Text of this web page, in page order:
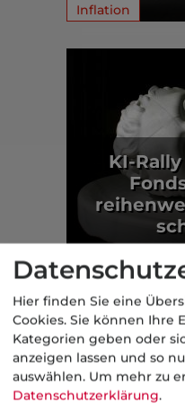
Inflation
KI-
Fonds
Aus der
Politik
Nachrichten
Hier finden Sie eine
Cookies. Sie können Ihre
Kategorien geben oder
anzeigen lassen und so
auswählen. Um mehr zu
Datenschutzerklärung.